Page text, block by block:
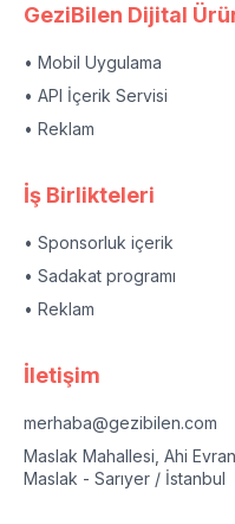
GeziBilen Dijital
• Mobil Uygulama
• API İçerik Servisi
• Reklam
İş Birlikteleri
• Sponsorluk içerik
• Sadakat programı
• Reklam
İletişim
merhaba@gezibilen.com
Maslak Mahallesi, Ahi
Maslak - Sarıyer / İstanbul